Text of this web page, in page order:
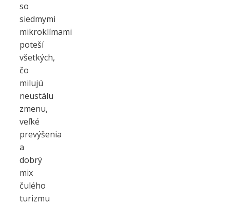
so
siedmymi
mikroklímami
poteší
všetkých,
čo
milujú
neustálu
zmenu,
veľké
prevýšenia
a
dobrý
mix
čulého
turizmu